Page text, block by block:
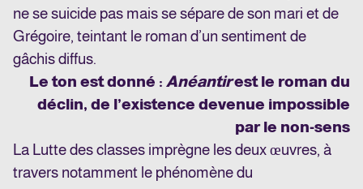
ne se suicide pas mais se sépare de son mari et de
Grégoire, teintant le roman d’un sentiment de
gâchis diffus.
Le ton est donné : Anéantirest le roman du
déclin, de l’existence devenue impossible
par le non-sens
La Lutte des classes imprègne les deux œuvres, à
travers notamment le phénomène du